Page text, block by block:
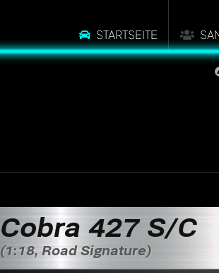
STARTSEITE
Cobra 427 S/C
(1:18, Road Signature)
Jeder Kommentar kann von allen
Erwähne andere Modelly-Mitglieder durch